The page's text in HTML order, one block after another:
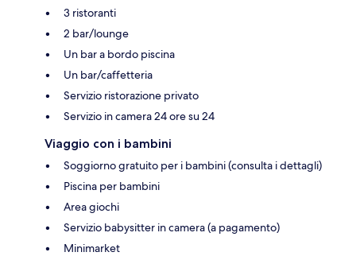
3 ristoranti
2 bar/lounge
Un bar a bordo piscina
Un bar/caffetteria
Servizio ristorazione privato
Servizio in camera 24 ore su 24
Viaggio con i bambini
Soggiorno gratuito per i bambini (consulta i dettagli)
Piscina per bambini
Area giochi
Servizio babysitter in camera (a pagamento)
Minimarket